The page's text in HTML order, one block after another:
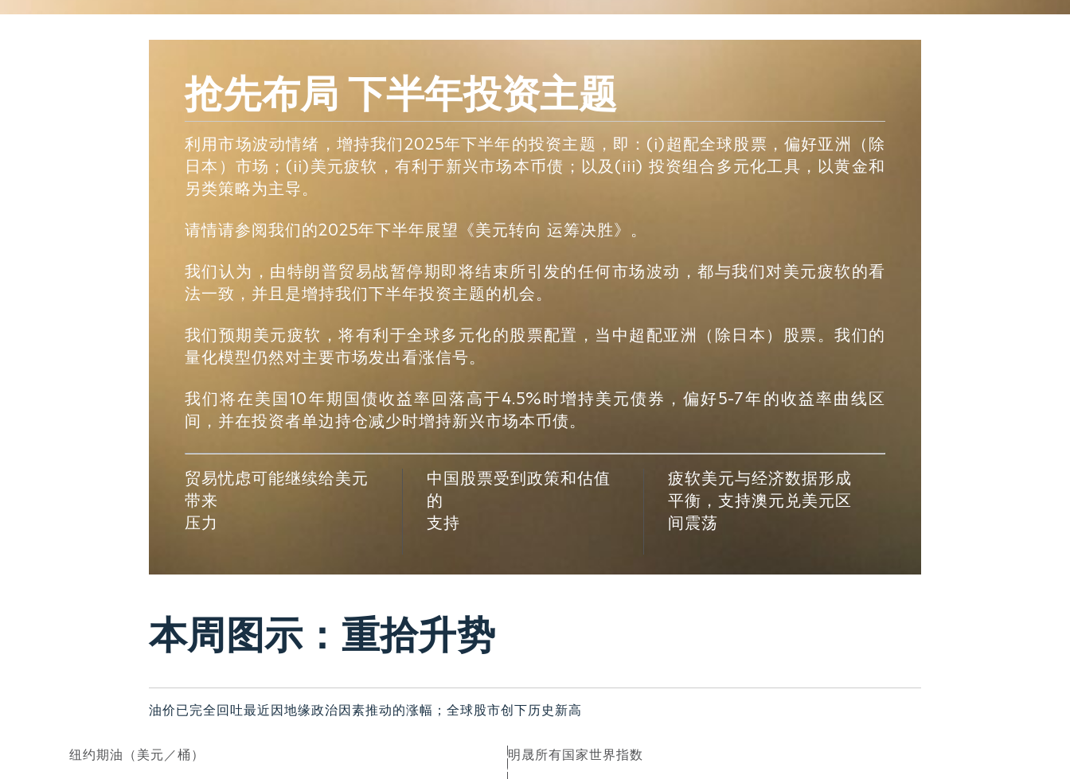
抢先布局 下半年投资主题
利用市场波动情绪，增持我们2025年下半年的投资主题，即：(i)超配全球股票，偏好亚洲（除
日本）市场；(ii)美元疲软，有利于新兴市场本币债；以及(iii) 投资组合多元化工具，以黄金和
另类策略为主导。
请情请参阅我们的2025年下半年展望《美元转向 运筹决胜》。
我们认为，由特朗普贸易战暂停期即将结束所引发的任何市场波动，都与我们对美元疲软的看
法一致，并且是增持我们下半年投资主题的机会。
我们预期美元疲软，将有利于全球多元化的股票配置，当中超配亚洲（除日本）股票。我们的
量化模型仍然对主要市场发出看涨信号。
我们将在美国10年期国债收益率回落高于4.5%时增持美元债券，偏好5-7年的收益率曲线区
间，并在投资者单边持仓减少时增持新兴市场本币债。
贸易忧虑可能继续给美元
带来
压力
中国股票受到政策和估值
的
支持
疲软美元与经济数据形成
平衡，支持澳元兑美元区
间震荡
本周图示：重拾升势
油价已完全回吐最近因地缘政治因素推动的涨幅；全球股市创下历史新高
纽约期油（美元／桶） 明晟所有国家世界指数